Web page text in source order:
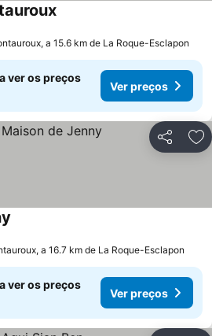
Ver preços
a 15.6 km de La Roque-Esclapon
ver os preços
Ver preços
Partilhar
a 16.7 km de La Roque-Esclapon
ver os preços
Ver preços